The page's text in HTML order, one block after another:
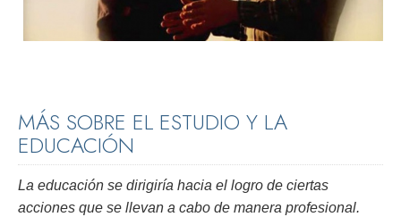
MÁS SOBRE EL ESTUDIO Y LA
EDUCACIÓN
La educación se dirigiría hacia el logro de ciertas
acciones que se llevan a cabo de manera profesional.